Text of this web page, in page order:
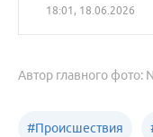
18:01, 18.06.2026
Автор главного фото:
#Происшествия